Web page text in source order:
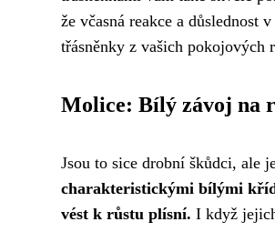
že včasná reakce a
třásněnky z vašich pokojových
Molice: Bílý závoj na
Jsou to sice drobní škůdci, ale
charakteristickými bílými
vést k růstu plísní. I když